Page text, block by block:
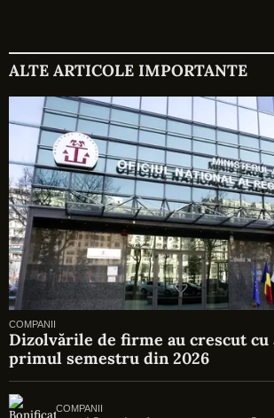
ALTE ARTICOLE IMPORTANTE
COMPANII
Dizolvările de firme au crescut cu
primul semestru din 2026
COMPANII